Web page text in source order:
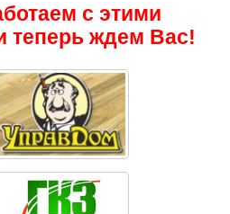
с этими
теперь ждем Вас!